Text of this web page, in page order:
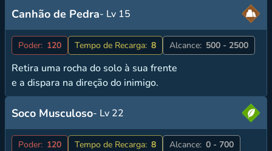
Canhão de Pedra- Lv 15
Poder: 120 Tempo de Recarga: 8 Alcance: 500 - 2500
Retira uma rocha do solo à sua frente
e a dispara na direção do inimigo.
Soco Musculoso- Lv 22
Poder: 120 Tempo de Recarga: 8 Alcance: 0 - 700